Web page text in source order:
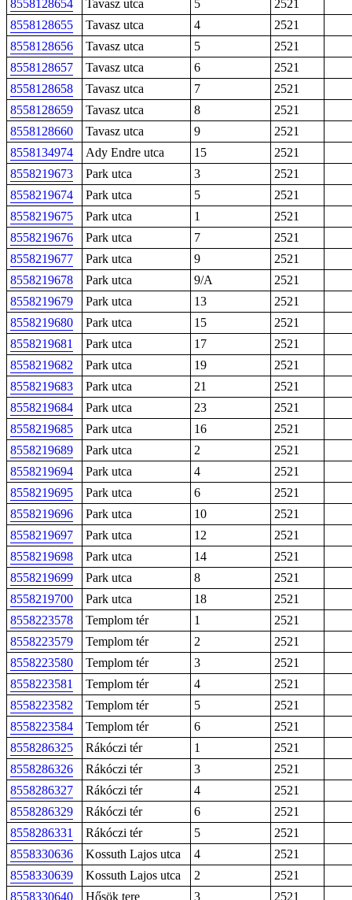
8558128654
Tavasz utca 5
2521
8558128655
Tavasz utca 4
2521
8558128656
Tavasz utca 5
2521
8558128657
Tavasz utca 6
2521
8558128658
Tavasz utca 7
2521
8558128659
Tavasz utca 8
2521
8558128660
Tavasz utca 9
2521
8558134974
Ady Endre utca 15
2521
8558219673
Park utca 3
2521
8558219674
Park utca 5
2521
8558219675
Park utca 1
2521
8558219676
Park utca 7
2521
8558219677
Park utca 9
2521
8558219678
Park utca 9/A
2521
8558219679
Park utca 13
2521
8558219680
Park utca 15
2521
8558219681
Park utca 17
2521
8558219682
Park utca 19
2521
8558219683
Park utca 21
2521
8558219684
Park utca 23
2521
8558219685
Park utca 16
2521
8558219689
Park utca 2
2521
8558219694
Park utca 4
2521
8558219695
Park utca 6
2521
8558219696
Park utca 10
2521
8558219697
Park utca 12
2521
8558219698
Park utca 14
2521
8558219699
Park utca 8
2521
8558219700
Park utca 18
2521
8558223578
Templom tér 1
2521
8558223579
Templom tér 2
2521
8558223580
Templom tér 3
2521
8558223581
Templom tér 4
2521
8558223582
Templom tér 5
2521
8558223584
Templom tér 6
2521
8558286325
Rákóczi tér 1
2521
8558286326
Rákóczi tér 3
2521
8558286327
Rákóczi tér 4
2521
8558286329
Rákóczi tér 6
2521
8558286331
Rákóczi tér 5
2521
8558330636
Kossuth Lajos utca 4
2521
8558330639
Kossuth Lajos utca 2
2521
8558330640
Hősök tere 3 2521